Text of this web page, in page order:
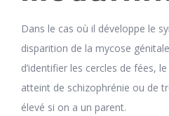
Dans le cas où il développe le
disparition de la mycose
d’identifier les cercles de fées,
atteint de schizophrénie ou de
élevé si on a un parent.